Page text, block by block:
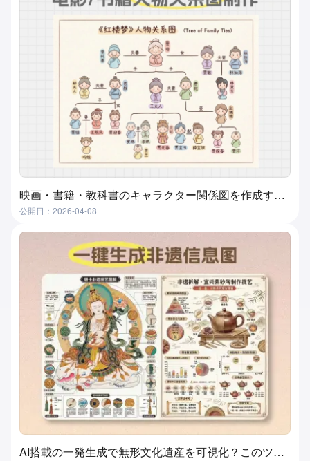
映画・書籍・教科書のキャラクター関係図を作成する方法？超実用的で簡単な方法
公開日：2026-04-08
AI搭載の一発生成で無形文化遺産を可視化？このツールが実現します！